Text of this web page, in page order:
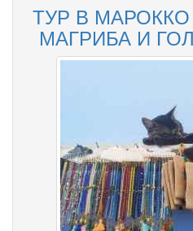
ТУР В
МАГРИБА И